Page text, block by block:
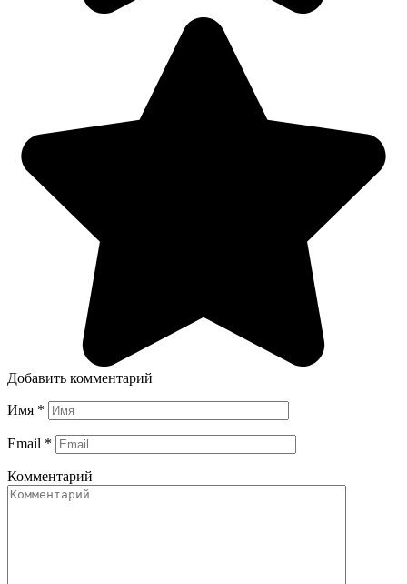
Добавить комментарий
Имя *
Email *
Комментарий